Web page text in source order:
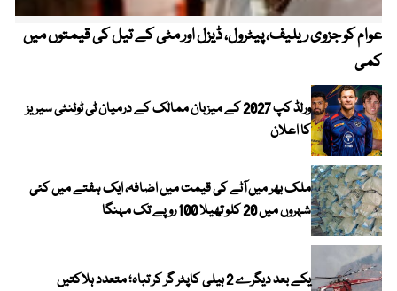
عوام کو جزوی ریلیف، پیٹرول، ڈیزل اور مٹی کے تیل کی قیمتوں میں
کمی
ورلڈ کپ 2027 کے میزبان ممالک کے درمیان ٹی ٹوئنٹی سیریز
کا اعلان
ملک بھر میں آٹے کی قیمت میں اضافہ، ایک ہفتے میں کئی
شہروں میں 20 کلو تھیلا 100 روپے تک مہنگا
یکے بعد دیگرے 2 ہیلی کاپٹر گر کر تباہ؛ متعدد ہلاکتیں